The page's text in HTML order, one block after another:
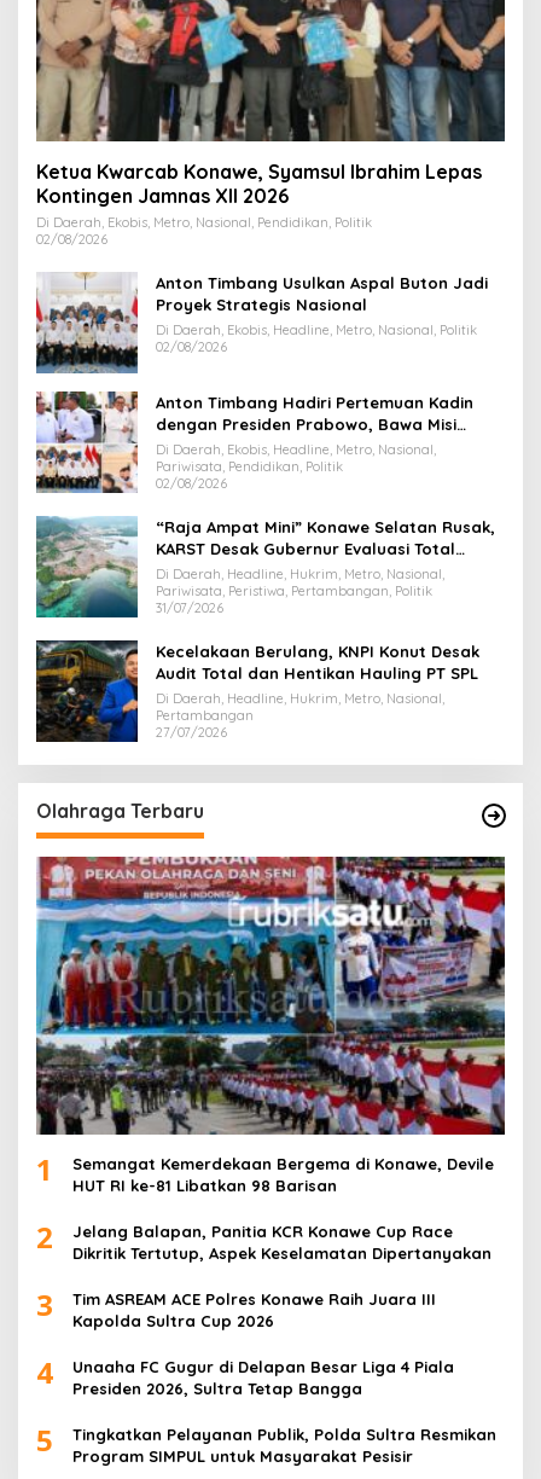
Ketua Kwarcab Konawe, Syamsul Ibrahim Lepas
Kontingen Jamnas XII 2026
Di Daerah, Ekobis, Metro, Nasional, Pendidikan, Politik
02/08/2026
Anton Timbang Usulkan Aspal Buton Jadi
Proyek Strategis Nasional
Di Daerah, Ekobis, Headline, Metro, Nasional, Politik
02/08/2026
Anton Timbang Hadiri Pertemuan Kadin
dengan Presiden Prabowo, Bawa Misi
Majukan Ekonomi Sultra
Di Daerah, Ekobis, Headline, Metro, Nasional,
Pariwisata, Pendidikan, Politik
02/08/2026
“Raja Ampat Mini” Konawe Selatan Rusak,
KARST Desak Gubernur Evaluasi Total
Dispar Sultra
Di Daerah, Headline, Hukrim, Metro, Nasional,
Pariwisata, Peristiwa, Pertambangan, Politik
31/07/2026
Kecelakaan Berulang, KNPI Konut Desak
Audit Total dan Hentikan Hauling PT SPL
Di Daerah, Headline, Hukrim, Metro, Nasional,
Pertambangan
27/07/2026
Olahraga Terbaru
1
Semangat Kemerdekaan Bergema di Konawe, Devile
HUT RI ke-81 Libatkan 98 Barisan
2
Jelang Balapan, Panitia KCR Konawe Cup Race
Dikritik Tertutup, Aspek Keselamatan Dipertanyakan
3
Tim ASREAM ACE Polres Konawe Raih Juara III
Kapolda Sultra Cup 2026
4
Unaaha FC Gugur di Delapan Besar Liga 4 Piala
Presiden 2026, Sultra Tetap Bangga
5
Tingkatkan Pelayanan Publik, Polda Sultra Resmikan
Program SIMPUL untuk Masyarakat Pesisir